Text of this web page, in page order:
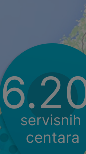
servisnih
centara